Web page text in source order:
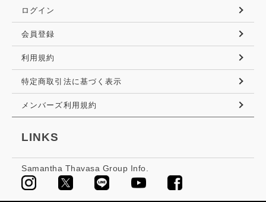
ログイン
会員登録
利用規約
特定商取引法に基づく表示
メンバーズ利用規約
LINKS
Samantha Thavasa Group Info.